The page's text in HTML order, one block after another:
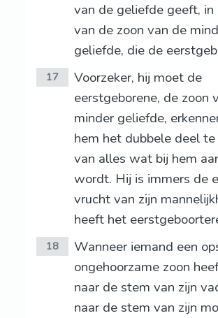
van de geliefde geeft, in
van de zoon van de
geliefde, die de
17
Voorzeker, hij moet de
eerstgeborene, de zoon
minder geliefde,
hem het dubbele deel
van alles wat bij hem
wordt. Hij is immers de
vrucht van zijn
heeft het
18
Wanneer iemand een
ongehoorzame zoon
naar de stem van zijn
naar de stem van zijn